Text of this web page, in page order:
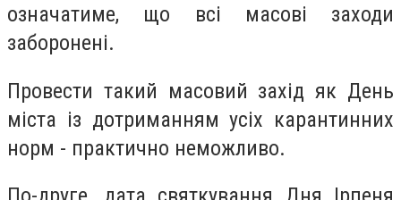
означатиме, що всі масові заходи
заборонені.
Провести такий масовий захід як День
міста із дотриманням усіх карантинних
норм - практично неможливо.